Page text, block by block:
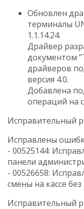
Обновлен
терминалы
1.1.14.24.
Драйвер
документом
драйверов
версия 4.0.
Добавлена
операций на
Исправительный
Исправлены
- 00525144:
панели
- 00526658:
смены на кассе
Исправительный